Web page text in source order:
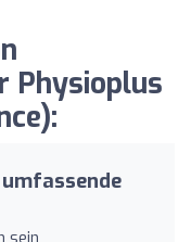
Physioplus
sein